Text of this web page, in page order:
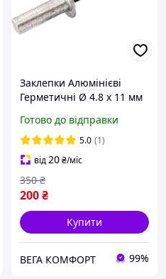
Заклепки Алюмінієві
Герметичні Ø 4.8 х 11 мм
Готово до відправки
5.0 (1)
від20₴/міс
200₴
350 ₴
Купити
ВЕГА КОМФОРТ 99%